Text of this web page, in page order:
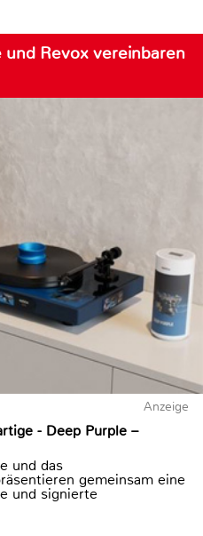
Revox vereinbaren
Anzeige
- Deep Purple –
und das
gemeinsam eine
und signierte